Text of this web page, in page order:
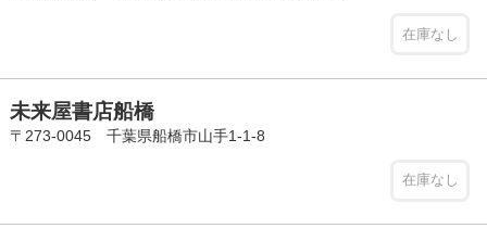
在庫なし
未来屋書店船橋
〒273-0045 千葉県船橋市山手1-1-8
在庫なし